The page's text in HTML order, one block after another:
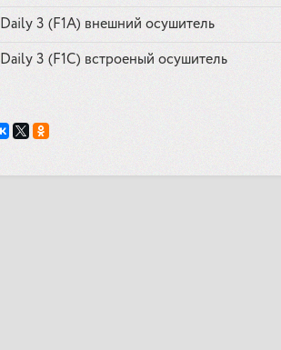
Daily 3 (F1A) внешний осушитель
Daily 3 (F1C) встроеный осушитель